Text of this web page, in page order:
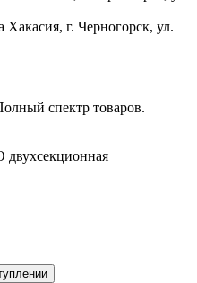
г. Черногорск, ул.
спектр товаров.
двухсекционная